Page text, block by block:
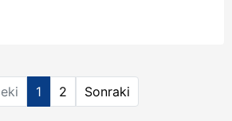
1 2 Sonraki